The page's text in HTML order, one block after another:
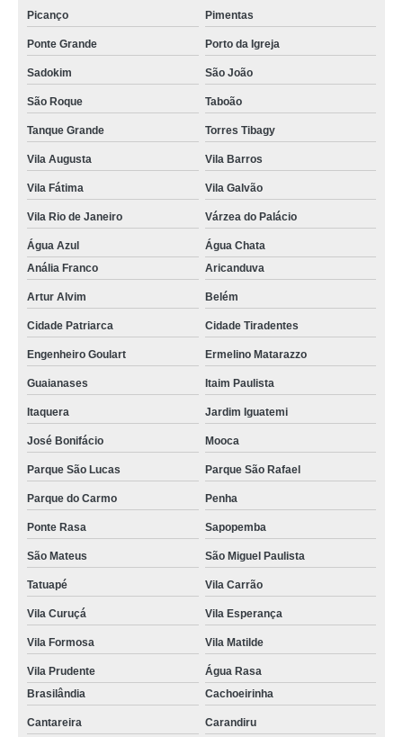
venda de motor de aço automático para portão Tanque Grande
empresa de motor porta de aço automática Parque Peruche
motor porta aço automática Vila Barros
motor porta aço enrolar Vila Formosa
venda de motor automático de aço Artur Alvim
motor automático de aço Vila Prudente
motor para porta de aço de enrolar Porto da Igreja
Picanço Pimentas
Ponte Grande Porto da Igreja
Sadokim São João
São Roque Taboão
Tanque Grande Torres Tibagy
Vila Augusta Vila Barros
Vila Fátima Vila Galvão
Vila Rio de Janeiro Várzea do Palácio
Água Azul
Água Chata
Anália Franco
Aricanduva
Artur Alvim Belém
Cidade Patriarca Cidade Tiradentes
Engenheiro Goulart Ermelino Matarazzo
Guaianases Itaim Paulista
Itaquera Jardim Iguatemi
José Bonifácio Mooca
Parque São Lucas Parque São Rafael
Parque do Carmo Penha
Ponte Rasa Sapopemba
São Mateus São Miguel Paulista
Tatuapé Vila Carrão
Vila Curuçá Vila Esperança
Vila Formosa Vila Matilde
Vila Prudente
Água Rasa
Brasilândia
Cachoeirinha
Cantareira Carandiru